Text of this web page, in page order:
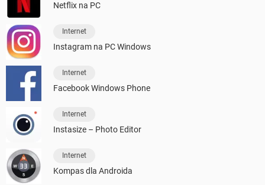
Netflix na PC
Internet
Instagram na PC Windows
Internet
Facebook Windows Phone
Internet
Instasize – Photo Editor
Internet
Kompas dla Androida